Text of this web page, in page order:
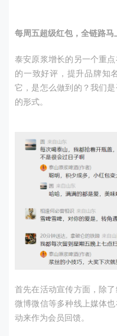
每周五超级红包，全链路马
泰安原浆增长的另一个重
的一致好评，提升品牌知
它，是怎么做到的？我们
的形式。
首先在活动宣传方面，除
微博微信等多种线上媒体
动来作为会员回馈。